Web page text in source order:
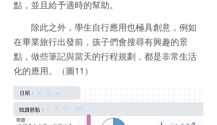
點，並且給予適時的幫助。
除此之外，學生自行應用也極具創意，例如
在畢業旅行出發前，孩子們會搜尋有興趣的景
點，做些筆記與當天的行程規劃，都是非常生活
化的應用。（圖11）